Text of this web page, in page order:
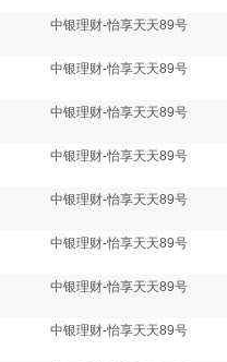
中银理财-怡享天天89号
中银理财-怡享天天89号
中银理财-怡享天天89号
中银理财-怡享天天89号
中银理财-怡享天天89号
中银理财-怡享天天89号
中银理财-怡享天天89号
中银理财-怡享天天89号